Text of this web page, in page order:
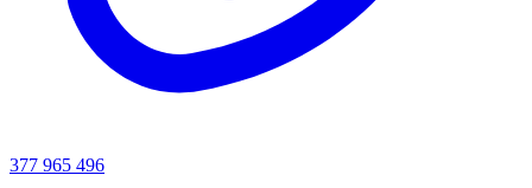
377 965 496